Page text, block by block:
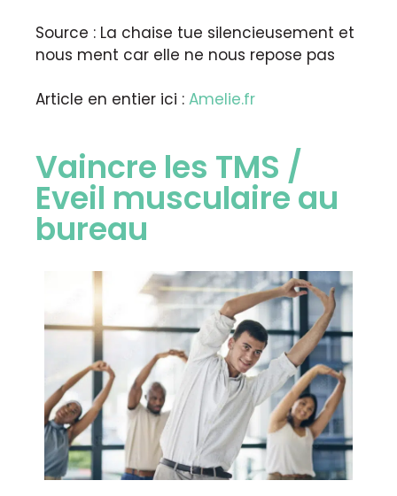
Source : La chaise tue silencieusement et
nous ment car elle ne nous repose pas
Article en entier ici : Amelie.fr
Vaincre les TMS /
Eveil musculaire au
bureau